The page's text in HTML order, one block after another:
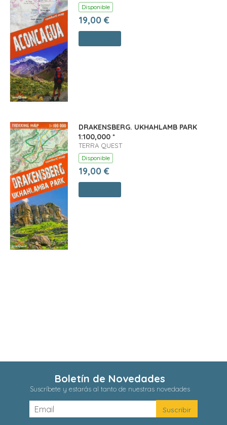
Disponible
19,00 €
DRAKENSBERG. UKHAHLAMB PARK
1:100,000 *
TERRA QUEST
Disponible
19,00 €
Boletín de Novedades
Suscríbete y estarás al tanto de nuestras novedades